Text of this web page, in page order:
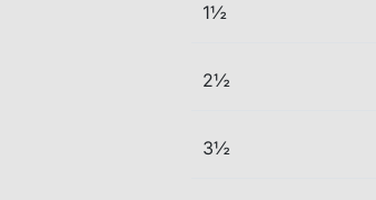
1½
2½
3½